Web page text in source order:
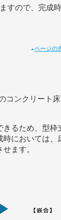
すので、完成
ページの
コンクリート
きるため、型枠
においては、
ます。